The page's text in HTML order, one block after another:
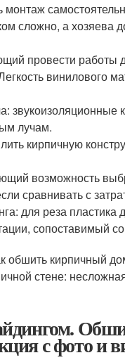
сложно, а хозяева
провести работы
винилового
звукоизоляционные
лучам.
кирпичную
возможность
сравнивать с
для реза пластика
сопоставимый
с фото и